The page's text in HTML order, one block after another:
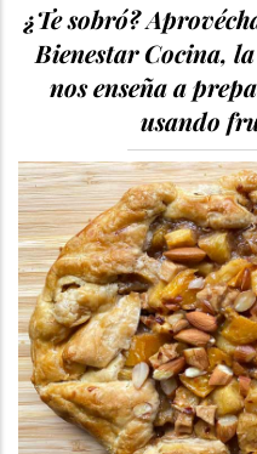
¿Te sobró?
Bienestar Cocina,
nos enseña a
usando